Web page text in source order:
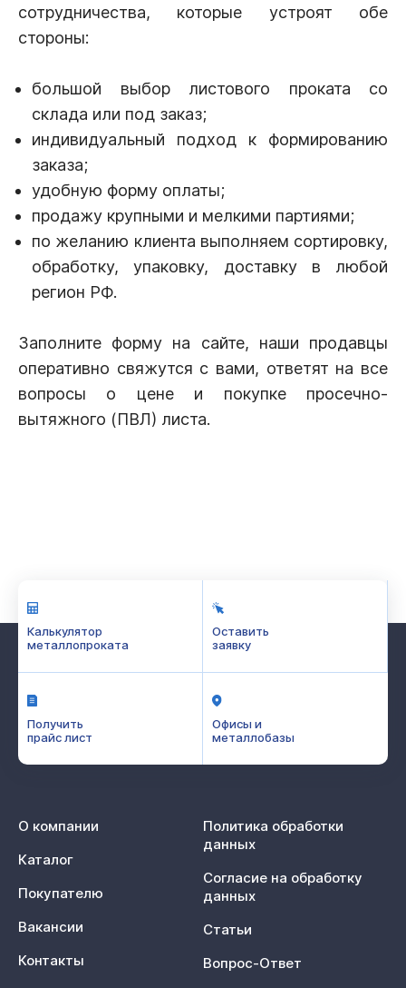
сотрудничества, которые устроят обе
стороны:
большой выбор листового проката со
склада или под заказ;
индивидуальный подход к формированию
заказа;
удобную форму оплаты;
продажу крупными и мелкими партиями;
по желанию клиента выполняем сортировку,
обработку, упаковку, доставку в любой
регион РФ.
Заполните форму на сайте, наши продавцы
оперативно свяжутся с вами, ответят на все
вопросы о цене и покупке просечно-
вытяжного (ПВЛ) листа.
Калькулятор
металлопроката
Оставить
заявку
Получить
прайс лист
Офисы и
металлобазы
О компании
Каталог
Покупателю
Вакансии
Контакты
Политика обработки
данных
Согласие на обработку
данных
Статьи
Вопрос-Ответ